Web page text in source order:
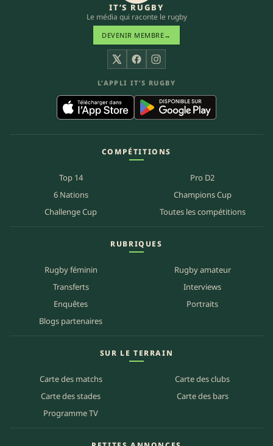
IT’S RUGBY
Le média qui raconte le rugby
DEVENIR MEMBRE→
X FacebookInstagram
L’APPLI IT’S RUGBY
COMPÉTITIONS
Top 14
Pro D2
6 Nations
Champions Cup
Challenge Cup
Toutes les compétitions
RUBRIQUES
Rugby féminin
Rugby amateur
Transferts
Interviews
Enquêtes
Portraits
Blogs partenaires
SUR LE TERRAIN
Carte des matchs
Carte des clubs
Carte des stades
Carte des bars
Programme TV